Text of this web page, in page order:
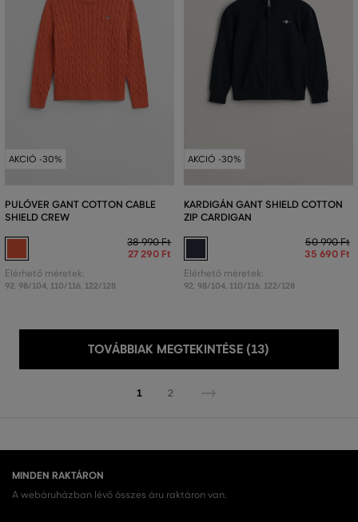
AKCIÓ -30%
PULÓVER GANT COTTON CABLE
SHIELD CREW
38 990 Ft
27 290 Ft
Elérhető méretek:
92, 98/104, 110/116, 122/128
AKCIÓ -30%
KARDIGÁN GANT SHIELD COTTON
ZIP CARDIGAN
50 990 Ft
35 690 Ft
Elérhető méretek:
92, 98/104, 110/116, 122/128
TOVÁBBIAK MEGTEKINTÉSE (13)
1 2
MINDEN RAKTÁRON
A webáruházban lévő összes áru raktáron van.